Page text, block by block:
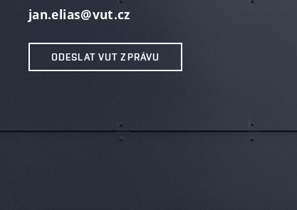
jan.elias@vut.cz
ODESLAT VUT ZPRÁVU